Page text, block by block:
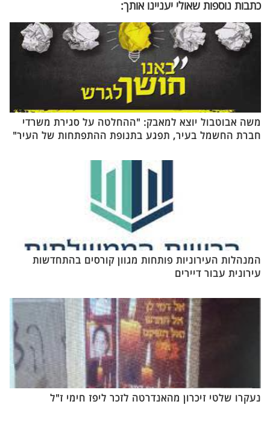
כתבות נוספות שאולי יעניינו אותך:
משה אבוטבול יוצא למאבק: "ההחלטה על סגירת משרדי
חברת החשמל בעיר, תפגע בתנופת ההתפתחות של העיר"
המנהלות העירוניות פותחות מגוון קורסים בהתחדשות
עירונית עבור דיירים
נעקרו שלטי זיכרון מהאנדרטה לזכר ליפז חימי ז"ל